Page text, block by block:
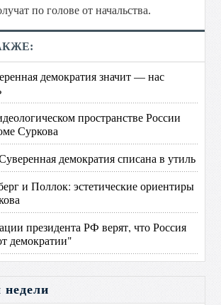
по голове от начальства.
демократия значит — нас
пространстве России
Суркова
демократия списана в утиль
и Поллок: эстетические ориентиры
президента РФ верят, что Россия
демократии"